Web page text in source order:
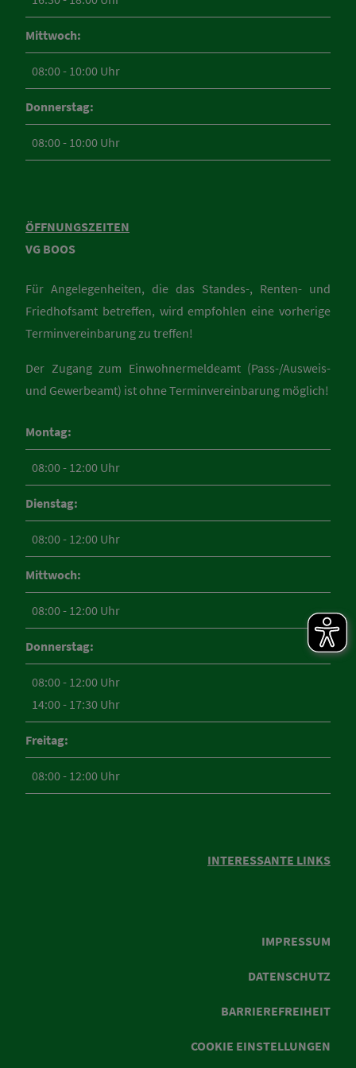
Mittwoch:
08:00 - 10:00 Uhr
Donnerstag:
08:00 - 10:00 Uhr
ÖFFNUNGSZEITEN
VG BOOS
Für Angelegenheiten, die das Standes-, Renten- und
Friedhofsamt betreffen, wird empfohlen eine vorherige
Terminvereinbarung zu treffen!
Der Zugang zum Einwohnermeldeamt (Pass-/Ausweis-
und Gewerbeamt) ist ohne Terminvereinbarung möglich!
Montag:
08:00 - 12:00 Uhr
Dienstag:
08:00 - 12:00 Uhr
Mittwoch:
08:00 - 12:00 Uhr
Donnerstag:
08:00 - 12:00 Uhr
14:00 - 17:30 Uhr
Freitag:
08:00 - 12:00 Uhr
INTERESSANTE LINKS
IMPRESSUM
DATENSCHUTZ
BARRIEREFREIHEIT
COOKIE EINSTELLUNGEN